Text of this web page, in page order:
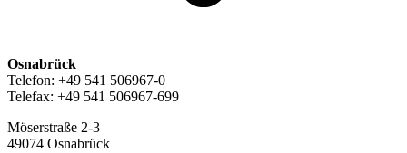
Osnabrück
Telefon: +49 541 506967-0
Telefax: +49 541 506967-699
Möserstraße 2-3
49074 Osnabrück